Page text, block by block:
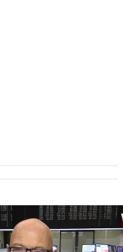
Videos